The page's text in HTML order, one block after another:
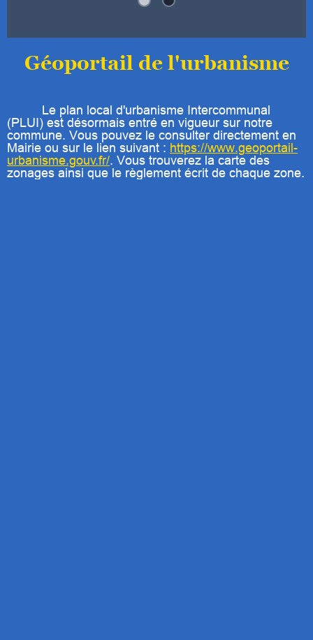
Géoportail de l'urbanisme
Le plan local d'urbanisme Intercommunal
(PLUI) est désormais entré en vigueur sur notre
commune. Vous pouvez le consulter directement en
Mairie ou sur le lien suivant : https://www.geoportail-
urbanisme.gouv.fr/. Vous trouverez la carte des
zonages ainsi que le règlement écrit de chaque zone.